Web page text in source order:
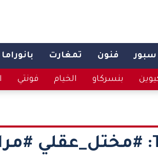
سبور فنون تمغارت بانوراما
بنسركاو الخيام فونتي
#مختل_عقلي